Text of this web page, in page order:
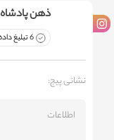
ذهن پادشاه
6 تبلیغ داده شده
نشانی پیج:
اطلاعات